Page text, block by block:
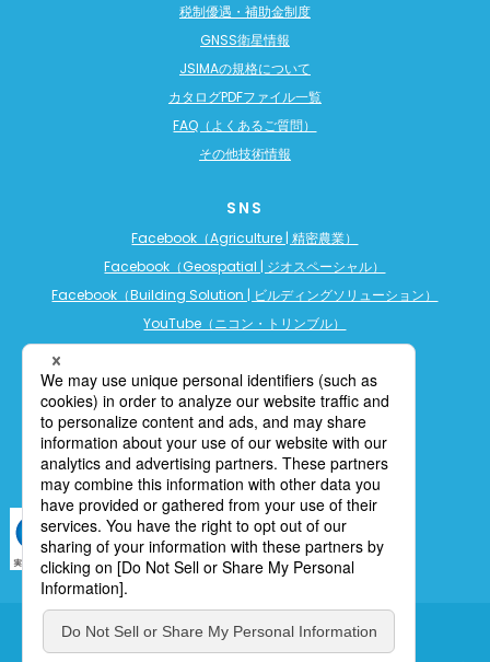
税制優遇・補助金制度
GNSS衛星情報
JSIMAの規格について
カタログPDFファイル一覧
FAQ（よくあるご質問）
その他技術情報
SNS
Facebook（Agriculture | 精密農業）
Facebook（Geospatial | ジオスペーシャル）
Facebook（Building Solution | ビルディングソリューション）
YouTube（ニコン・トリンブル）
YouTube（ビルディングソリューション）
LINE公式アカウント（精密農業）